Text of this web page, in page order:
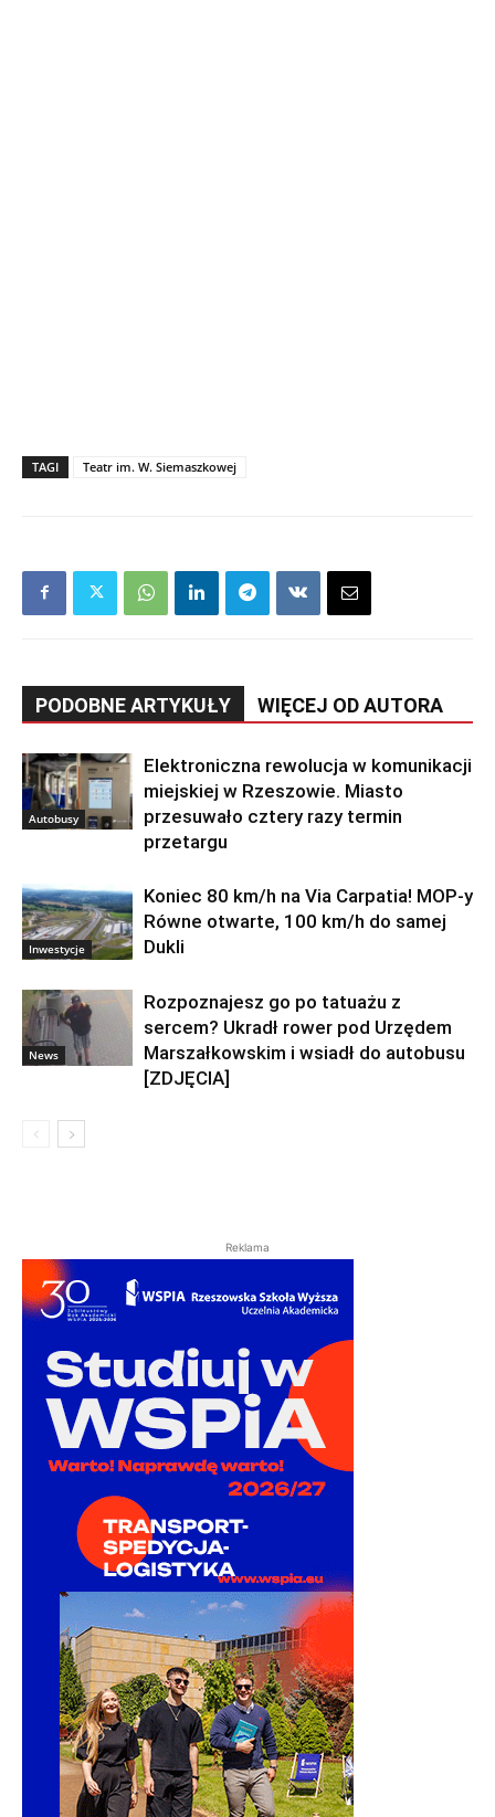
TAGI Teatr im. W. Siemaszkowej
PODOBNE ARTYKUŁY WIĘCEJ OD AUTORA
Autobusy
Elektroniczna rewolucja w komunikacji
miejskiej w Rzeszowie. Miasto
przesuwało cztery razy termin
przetargu
Inwestycje
Koniec 80 km/h na Via Carpatia! MOP-y
Równe otwarte, 100 km/h do samej
Dukli
News
Rozpoznajesz go po tatuażu z
sercem? Ukradł rower pod Urzędem
Marszałkowskim i wsiadł do autobusu
[ZDJĘCIA]
Reklama